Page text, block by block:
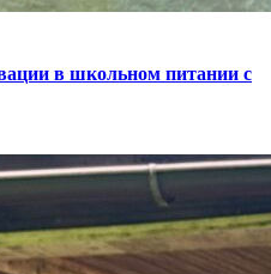
в школьном питании с